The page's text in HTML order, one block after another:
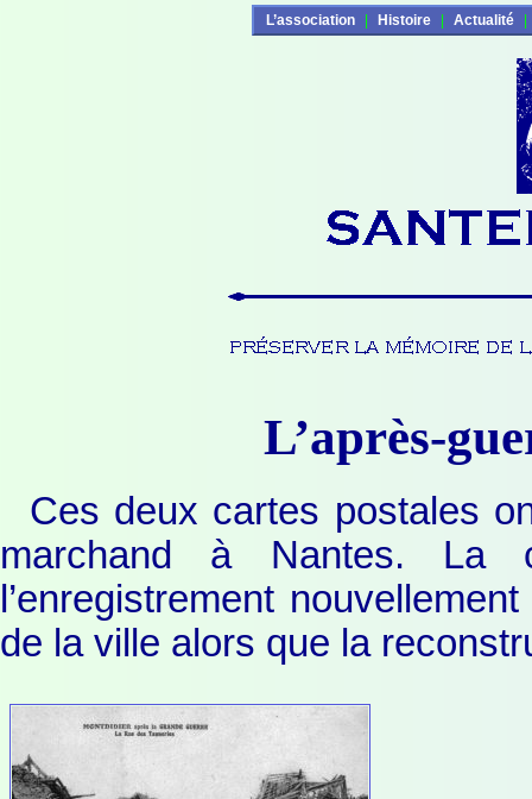
L’association Histoire Actualité
L’après-
Ces deux cartes postales
marchand à Nantes. La
l’enregistrement
de la ville alors que la